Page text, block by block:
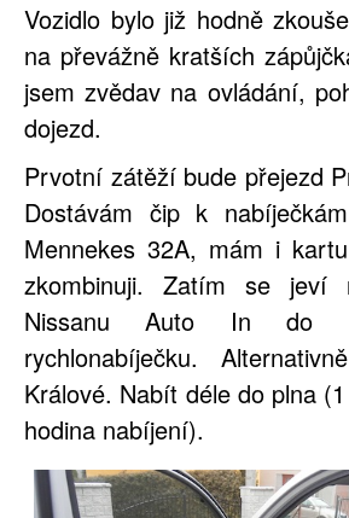
Vozidlo bylo již hodně
na převážně kratších
jsem zvědav na ovládání,
dojezd.
Prvotní zátěží bude přejezd
Dostávám čip k
Mennekes 32A, mám i
zkombinuji. Zatím se jeví
Nissanu Auto In do
rychlonabíječku.
Králové. Nabít déle do plna
hodina nabíjení).